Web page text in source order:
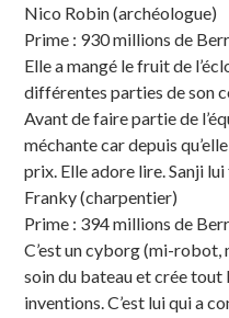
Nico Robin (archéologue)
Prime : 930 millions de
Elle a mangé le fruit de
différentes parties de son
Avant de faire partie de
méchante car depuis
prix. Elle adore lire. Sanji
Franky (charpentier)
Prime : 394 millions de
C’est un cyborg (mi-
soin du bateau et crée tout
inventions. C’est lui qui a